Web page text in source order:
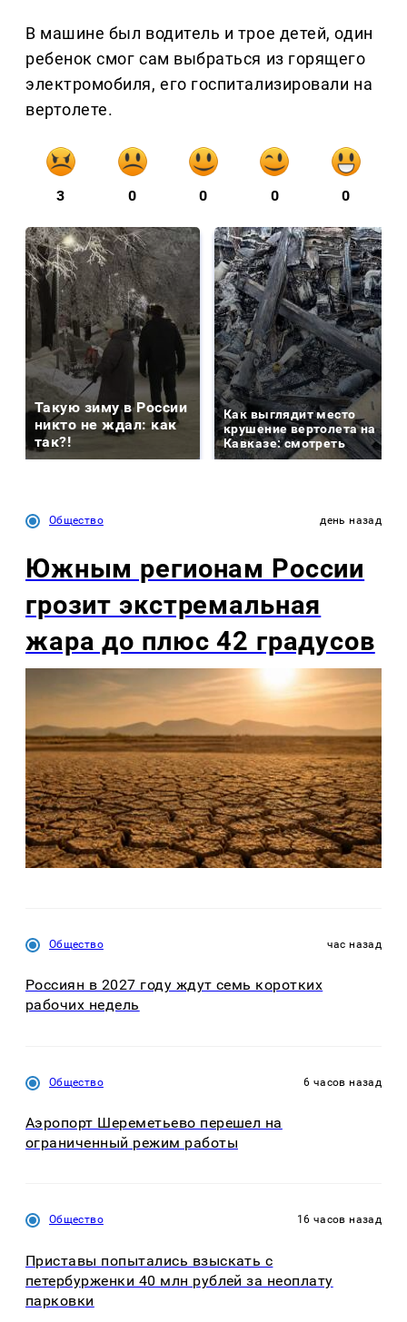
В машине был водитель и трое детей, один
ребенок смог сам выбраться из горящего
электромобиля, его госпитализировали на
вертолете.
3 0 0 0 0
Такую зиму в России
никто не ждал: как
так?!
Как выглядит место
крушение вертолета на
Кавказе: смотреть
Общество день назад
Южным регионам России
грозит экстремальная
жара до плюс 42 градусов
Общество час назад
Россиян в 2027 году ждут семь коротких
рабочих недель
Общество 6 часов назад
Аэропорт Шереметьево перешел на
ограниченный режим работы
Общество 16 часов назад
Приставы попытались взыскать с
петербурженки 40 млн рублей за неоплату
парковки